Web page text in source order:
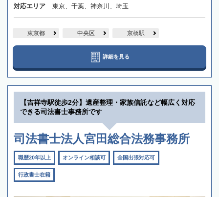
対応エリア 東京、千葉、神奈川、埼玉
東京都 中央区 京橋駅
詳細を見る
【吉祥寺駅徒歩2分】遺産整理・家族信託など幅広く対応
できる司法書士事務所です
司法書士法人宮田総合法務事務所
職歴20年以上 オンライン相談可 全国出張対応可
行政書士在籍